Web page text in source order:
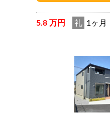
5.8 万円 礼 1ヶ月